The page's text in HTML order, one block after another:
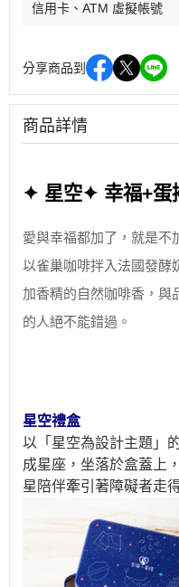
信用卡
ATM 虛擬帳號
分享商品到
商品詳情
✦ 星空✦ 幸福+蛋
愛與幸福都加了，就是不
以雀巢咖啡拌入法國發酵
加香精的自然咖啡香，與
的人絕不能錯過。
星空禮盒
以「星空為設計主題」
成星座，坐落於盒蓋上
星陪伴牽引著障礙者走